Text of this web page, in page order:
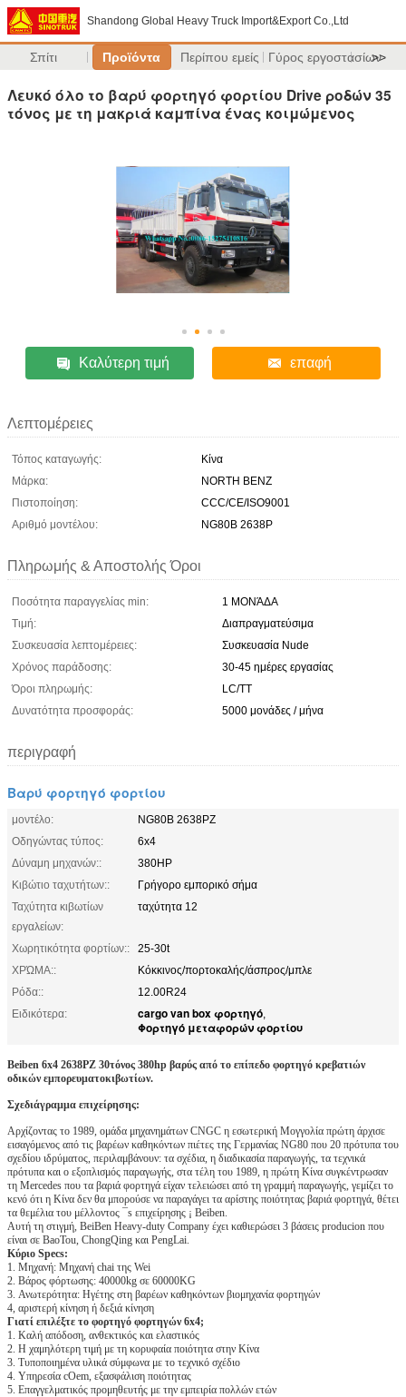
Shandong Global Heavy Truck Import&Export Co.,Ltd
Σπίτι Προϊόντα Περίπου εμείς Γύρος εργοστασίων
>>
Λευκό όλο το βαρύ φορτηγό φορτίου Drive ροδών 35
τόνος με τη μακριά καμπίνα ένας κοιμώμενος
Καλύτερη τιμή επαφή
Λεπτομέρειες
Τόπος καταγωγής:
Κίνα
Μάρκα:
NORTH BENZ
Πιστοποίηση:
CCC/CE/ISO9001
Αριθμό μοντέλου:
NG80B 2638P
Πληρωμής & Αποστολής Όροι
Ποσότητα παραγγελίας min:
1 ΜΟΝΆΔΑ
Τιμή:
Διαπραγματεύσιμα
Συσκευασία λεπτομέρειες:
Συσκευασία Nude
Χρόνος παράδοσης:
30-45 ημέρες εργασίας
Όροι πληρωμής:
LC/TT
Δυνατότητα προσφοράς:
5000 μονάδες / μήνα
περιγραφή
Βαρύ φορτηγό φορτίου
μοντέλο:
NG80B 2638PZ
Οδηγώντας τύπος:
6x4
Δύναμη μηχανών::
380HP
Κιβώτιο ταχυτήτων::
Γρήγορο εμπορικό σήμα
Ταχύτητα κιβωτίων
εργαλείων:
ταχύτητα 12
Χωρητικότητα φορτίων::
25-30t
ΧΡΏΜΑ::
Κόκκινος/πορτοκαλής/άσπρος/μπλε
Ρόδα::
12.00R24
Ειδικότερα:
cargo van box φορτηγό,
Φορτηγό μεταφορών φορτίου
Beiben 6x4 2638PZ 30τόνος 380hp βαρύς από το επίπεδο φορτηγό κρεβατιών
οδικών εμπορευματοκιβωτίων.
Σχεδιάγραμμα επιχείρησης:
Αρχίζοντας το 1989, ομάδα μηχανημάτων CNGC η εσωτερική Μογγολία πρώτη άρχισε
εισαγόμενος από τις βαρέων καθηκόντων πιέτες της Γερμανίας NG80 που 20 πρότυπα του
σχεδίου ιδρύματος, περιλαμβάνουν: τα σχέδια, η διαδικασία παραγωγής, τα τεχνικά
πρότυπα και ο εξοπλισμός παραγωγής, στα τέλη του 1989, η πρώτη Κίνα συγκέντρωσαν
τη Mercedes που τα βαριά φορτηγά είχαν τελειώσει από τη γραμμή παραγωγής, γεμίζει το
κενό ότι η Κίνα δεν θα μπορούσε να παραγάγει τα αρίστης ποιότητας βαριά φορτηγά, θέτει
τα θεμέλια του μέλλοντος ¯s επιχείρησης ¡ Beiben.
Αυτή τη στιγμή, BeiBen Heavy-duty Company έχει καθιερώσει 3 βάσεις producion που
είναι σε BaoTou, ChongQing και PengLai.
Κύριο Specs:
1. Μηχανή: Μηχανή chai της Wei
2. Βάρος φόρτωσης: 40000kg σε 60000KG
3. Ανωτερότητα: Ηγέτης στη βαρέων καθηκόντων βιομηχανία φορτηγών
4, αριστερή κίνηση ή δεξιά κίνηση
Γιατί επιλέξτε το φορτηγό φορτηγών 6x4;
1. Καλή απόδοση, ανθεκτικός και ελαστικός
2. Η χαμηλότερη τιμή με τη κορυφαία ποιότητα στην Κίνα
3. Τυποποιημένα υλικά σύμφωνα με το τεχνικό σχέδιο
4. Υπηρεσία cOem, εξασφάλιση ποιότητας
5. Επαγγελματικός προμηθευτής με την εμπειρία πολλών ετών